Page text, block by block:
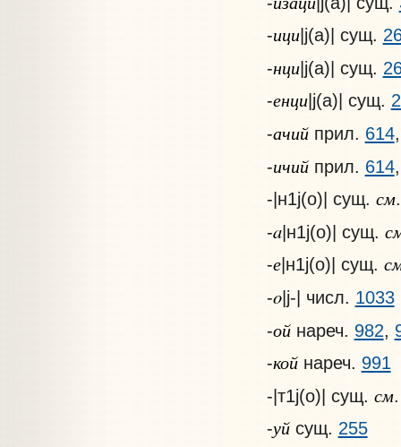
-ици|j(а)| сущ.
-нци|j(а)| сущ.
-енци|j(а)| сущ.
-ачийприл. 614
-ичийприл. 614
-|н1j(o)| сущ. см
-a|н1j(o)| сущ.
-е|н1j(o)| сущ.
-o|j-| числ. 1033
-ойнареч. 982,
-койнареч. 991
-|т1j(o)| сущ. см
-уйсущ. 255